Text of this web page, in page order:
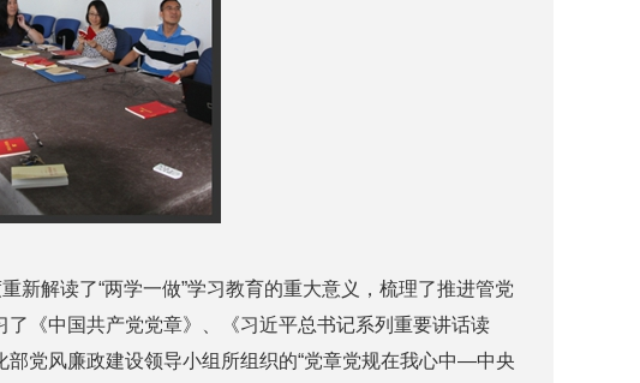
解读了“两学一做”学习教育的重大意义，梳理了推进管党
《中国共产党党章》、《习近平总书记系列重要讲话读
党风廉政建设领导小组所组织的“党章党规在我心中—中央